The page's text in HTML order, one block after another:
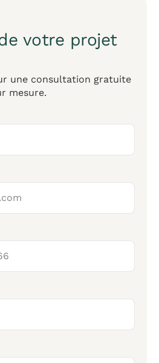
votre projet
une consultation gratuite
mesure.